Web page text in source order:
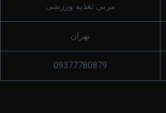
مربی تغذیه ورزشی
تهران
09377780879